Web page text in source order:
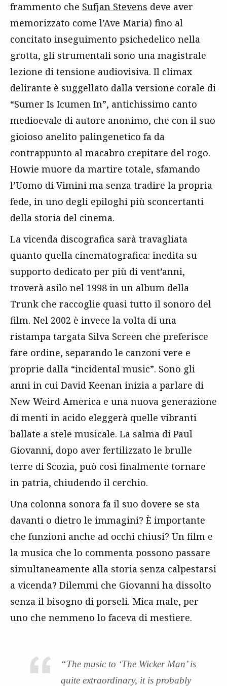
frammento che Sufjan Stevens deve aver
memorizzato come l’Ave Maria) fino al
concitato inseguimento psichedelico nella
grotta, gli strumentali sono una magistrale
lezione di tensione audiovisiva. Il climax
delirante è suggellato dalla versione corale di
“Sumer Is Icumen In”, antichissimo canto
medioevale di autore anonimo, che con il suo
gioioso anelito palingenetico fa da
contrappunto al macabro crepitare del rogo.
Howie muore da martire totale, sfamando
l’Uomo di Vimini ma senza tradire la propria
fede, in uno degli epiloghi più sconcertanti
della storia del cinema.
La vicenda discografica sarà travagliata
quanto quella cinematografica: inedita su
supporto dedicato per più di vent’anni,
troverà asilo nel 1998 in un album della
Trunk che raccoglie quasi tutto il sonoro del
film. Nel 2002 è invece la volta di una
ristampa targata Silva Screen che preferisce
fare ordine, separando le canzoni vere e
proprie dalla “incidental music”. Sono gli
anni in cui David Keenan inizia a parlare di
New Weird America e una nuova generazione
di menti in acido eleggerà quelle vibranti
ballate a stele musicale. La salma di Paul
Giovanni, dopo aver fertilizzato le brulle
terre di Scozia, può così finalmente tornare
in patria, chiudendo il cerchio.
Una colonna sonora fa il suo dovere se sta
davanti o dietro le immagini? È importante
che funzioni anche ad occhi chiusi? Un film e
la musica che lo commenta possono passare
simultaneamente alla storia senza calpestarsi
a vicenda? Dilemmi che Giovanni ha dissolto
senza il bisogno di porseli. Mica male, per
uno che nemmeno lo faceva di mestiere.
“The music to ‘The Wicker Man’ is
quite extraordinary, it is probably